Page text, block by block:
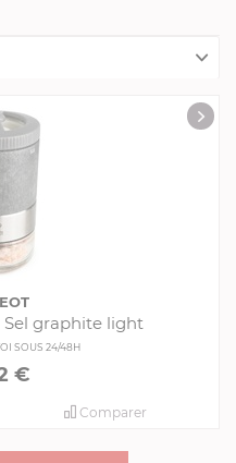
Sel graphite light
SOUS 24/48H
€
Comparer